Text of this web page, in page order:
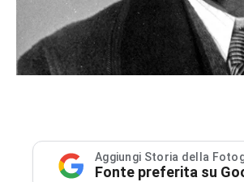
Aggiungi Storia della
Fonte preferita su